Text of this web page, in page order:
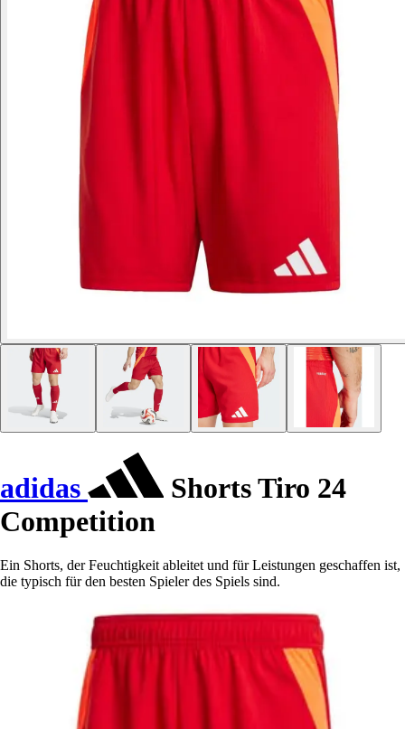
adidas
Shorts Tiro 24
Competition
Ein Shorts, der Feuchtigkeit ableitet und für Leistungen geschaffen ist,
die typisch für den besten Spieler des Spiels sind.